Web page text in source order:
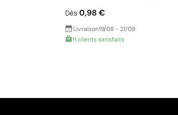
Dès0,98 €
Livraison19/08 - 21/08
11 clients satisfaits